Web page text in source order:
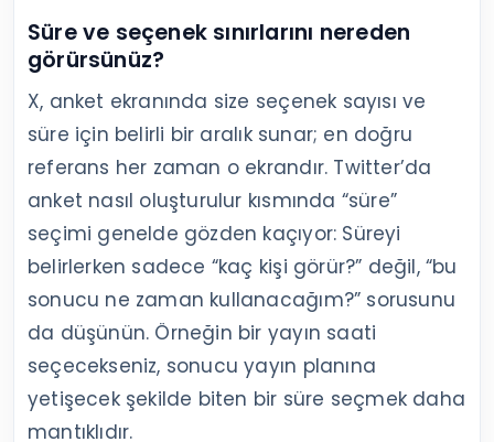
Süre ve seçenek sınırlarını nereden
görürsünüz?
X, anket ekranında size seçenek sayısı ve
süre için belirli bir aralık sunar; en doğru
referans her zaman o ekrandır. Twitter’da
anket nasıl oluşturulur kısmında “süre”
seçimi genelde gözden kaçıyor: Süreyi
belirlerken sadece “kaç kişi görür?” değil, “bu
sonucu ne zaman kullanacağım?” sorusunu
da düşünün. Örneğin bir yayın saati
seçecekseniz, sonucu yayın planına
yetişecek şekilde biten bir süre seçmek daha
mantıklıdır.